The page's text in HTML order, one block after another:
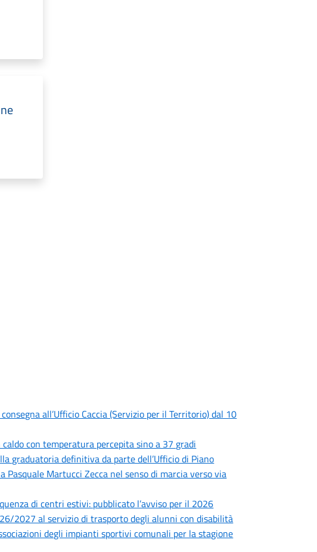
all’Ufficio Caccia (Servizio per il Territorio) dal 10
con temperatura percepita sino a 37 gradi
graduatoria definitiva da parte dell’Ufficio di Piano
Martucci Zecca nel senso di marcia verso via
di centri estivi: pubblicato l’avviso per il 2026
2027 al servizio di trasporto degli alunni con disabilità
degli impianti sportivi comunali per la stagione